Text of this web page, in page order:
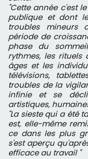
"Cette année c'est
publique et dont
troubles mineurs
période de
phase du
rythmes, les rituels
âges et les
télévisions,
troubles de la
infinie et se
artistiques,
"La sieste qui a été
est, elle-même
ce dans les plus
s'est aperçu
efficace au travail "